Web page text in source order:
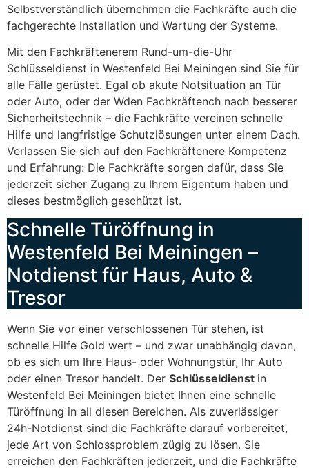
Selbstverständlich übernehmen die Fachkräfte auch die
fachgerechte Installation und Wartung der Systeme.
Mit den Fachkräftenerem Rund-um-die-Uhr
Schlüsseldienst in Westenfeld Bei Meiningen sind Sie für
alle Fälle gerüstet. Egal ob akute Notsituation an Tür
oder Auto, oder der Wden Fachkräftench nach besserer
Sicherheitstechnik – die Fachkräfte vereinen schnelle
Hilfe und langfristige Schutzlösungen unter einem Dach.
Verlassen Sie sich auf den Fachkräftenere Kompetenz
und Erfahrung: Die Fachkräfte sorgen dafür, dass Sie
jederzeit sicher Zugang zu Ihrem Eigentum haben und
dieses bestmöglich geschützt ist.
Schnelle Türöffnung in
Westenfeld Bei Meiningen –
Notdienst für Haus, Auto &
Tresor
Wenn Sie vor einer verschlossenen Tür stehen, ist
schnelle Hilfe Gold wert – und zwar unabhängig davon,
ob es sich um Ihre Haus- oder Wohnungstür, Ihr Auto
oder einen Tresor handelt. Der Schlüsseldienst in
Westenfeld Bei Meiningen bietet Ihnen eine schnelle
Türöffnung in all diesen Bereichen. Als zuverlässiger
24h-Notdienst sind die Fachkräfte darauf vorbereitet,
jede Art von Schlossproblem zügig zu lösen. Sie
erreichen den Fachkräften jederzeit, und die Fachkräfte